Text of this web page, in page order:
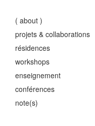
( about )
projets & collaborations
résidences
workshops
enseignement
conférences
note(s)